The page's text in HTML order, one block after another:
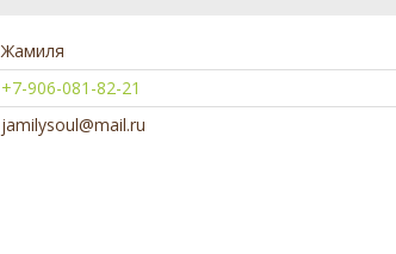
Жамиля
+7-906-081-82-21
jamilysoul@mail.ru